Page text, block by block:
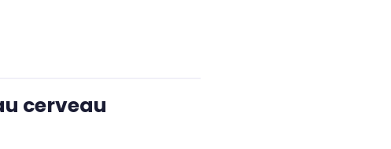
cerveau